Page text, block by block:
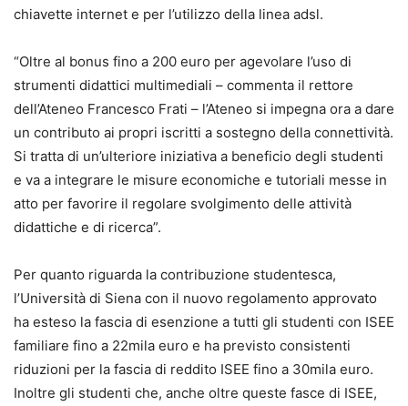
chiavette internet e per l’utilizzo della linea adsl.
“Oltre al bonus fino a 200 euro per agevolare l’uso di
strumenti didattici multimediali – commenta il rettore
dell’Ateneo Francesco Frati – l’Ateneo si impegna ora a dare
un contributo ai propri iscritti a sostegno della connettività.
Si tratta di un’ulteriore iniziativa a beneficio degli studenti
e va a integrare le misure economiche e tutoriali messe in
atto per favorire il regolare svolgimento delle attività
didattiche e di ricerca”.
Per quanto riguarda la contribuzione studentesca,
l’Università di Siena con il nuovo regolamento approvato
ha esteso la fascia di esenzione a tutti gli studenti con ISEE
familiare fino a 22mila euro e ha previsto consistenti
riduzioni per la fascia di reddito ISEE fino a 30mila euro.
Inoltre gli studenti che, anche oltre queste fasce di ISEE,